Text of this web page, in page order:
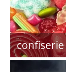
confiserie